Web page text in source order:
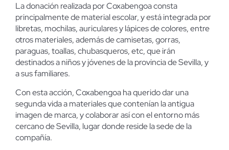
La donación realizada por Coxabengoa consta
principalmente de material escolar, y está integrada por
libretas, mochilas, auriculares y lápices de colores, entre
otros materiales, además de camisetas, gorras,
paraguas, toallas, chubasqueros, etc, que irán
destinados a niños y jóvenes de la provincia de Sevilla, y
a sus familiares.
Con esta acción, Coxabengoa ha querido dar una
segunda vida a materiales que contenían la antigua
imagen de marca, y colaborar así con el entorno más
cercano de Sevilla, lugar donde reside la sede de la
compañía.